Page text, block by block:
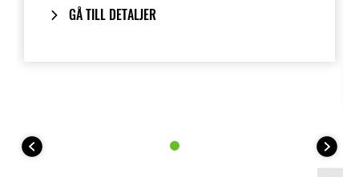
GÅ TILL DETALJER